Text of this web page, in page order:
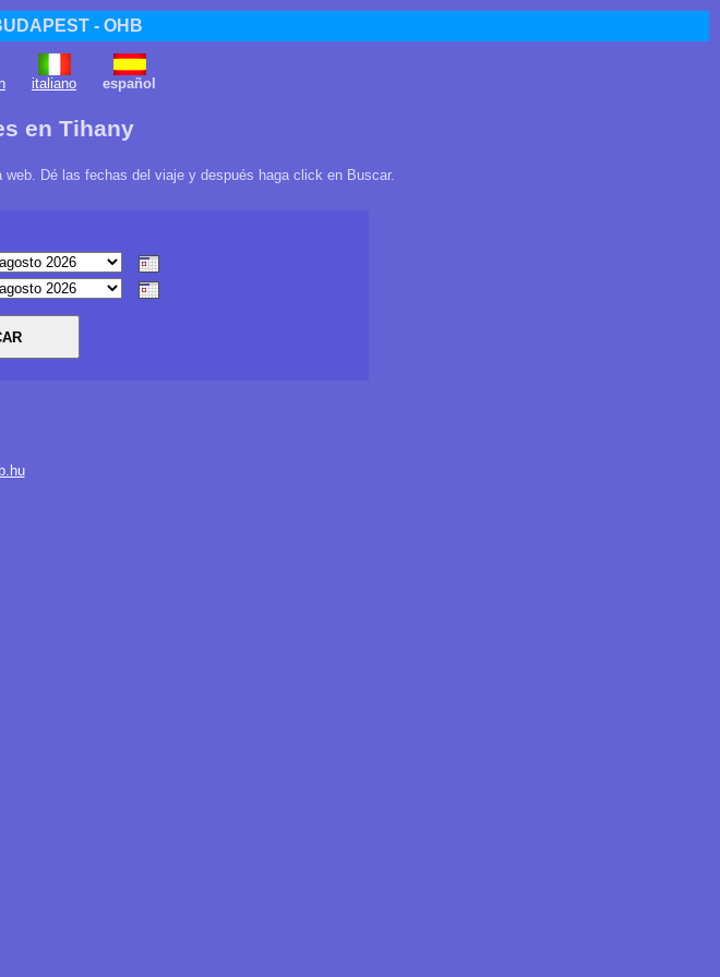
- OHB
italiano español
en Tihany
Dé las fechas del viaje y después haga click en Buscar.